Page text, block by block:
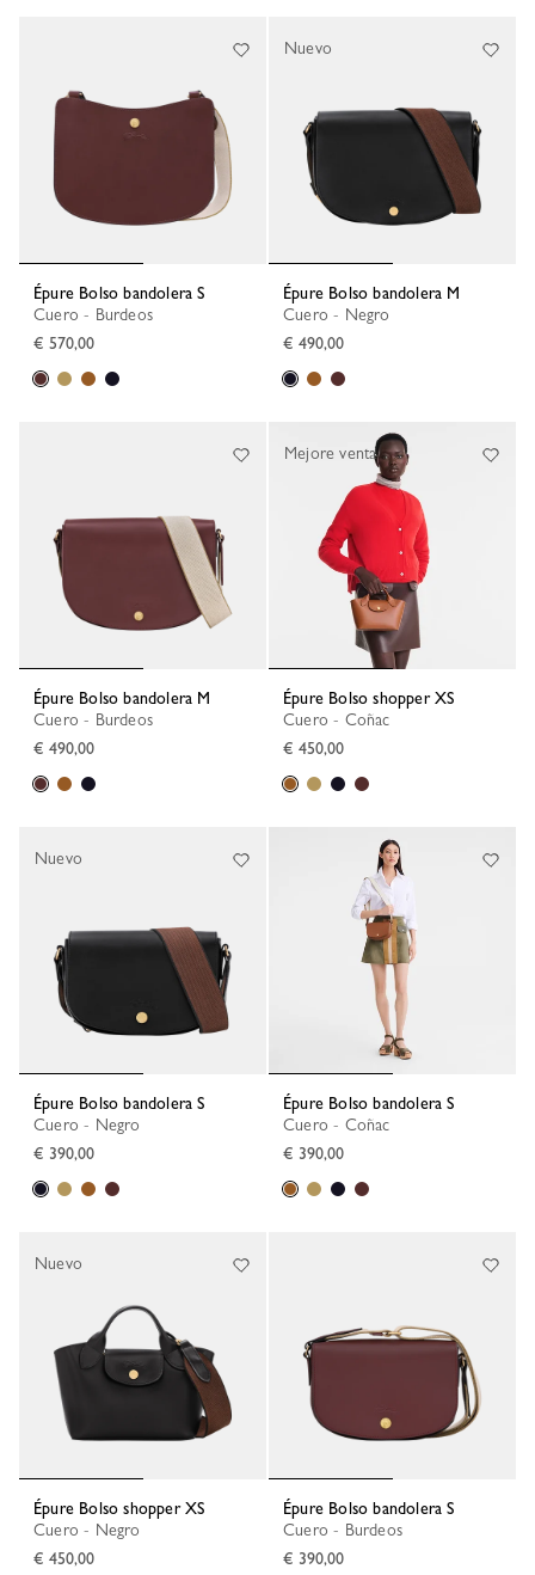
Épure Bolso bandolera S
Cuero - Burdeos
€ 570,00
Épure Bolso bandolera M
Cuero - Negro
€ 490,00
Nuevo
Épure Bolso bandolera M
Cuero - Burdeos
€ 490,00
Épure Bolso shopper XS
Cuero - Coñac
€ 450,00
Mejore venta
Épure Bolso bandolera S
Cuero - Negro
€ 390,00
Nuevo
Épure Bolso bandolera S
Cuero - Coñac
€ 390,00
Épure Bolso shopper XS
Cuero - Negro
€ 450,00
Nuevo
Épure Bolso bandolera S
Cuero - Burdeos
€ 390,00